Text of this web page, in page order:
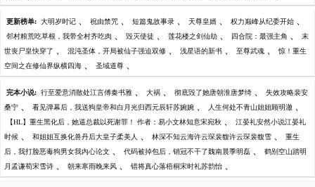
更新榜单: 大明岁时记 、 祝由禁咒 、 短篇鬼故事录 、 天尊皇婿 、 权力巅峰从纪委开始 、
邻村粮荒吃草根，我带全村齐吃肉 、 毁灭使徒 、 莲花楼之剑仙劫 、 四合院：最强主角 、 末
世丧尸皇快穿了 、 混沌圣体，开局被仙子强迫双修 、 浅星语的新书 、 至尊武魂 、 惊！重生
空间之在修仙界纵横四海 、 圣域道尊 、
完本小说: 行至爱意消散处江言傅秦书雅 、 大祸 、 彻底毁了她唐朝淮唐梦绮 、 失效攻略裴安
桑宁 、 看见弹幕后，我送狗皇帝和白月光归西元辰轩苏婉婉 、 人生何处不青山姐姐顾明澈 、
【HL】重生黑化后，她逼总裁以死谢罪！ 作者：易小文林知意宋宛秋 、 江晏礼安然小说江晏礼
时候 、 和姐姐互换化兽丹后大皇子柔美人 、 林深不知云海许云琛裴馥许云琛裴馥雪 、 重生
后，我打脸恶毒狗男女我内心论文 、 代码被掉包后，销冠不干了魏南晨季明磊 、 鹤别空山踏明
月孟谦荀宋雪诗 、 朝来寒雨晚来风 、 错将真心落梧桐宋时礼苏韵怡 、